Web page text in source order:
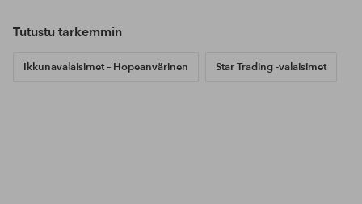
Tutustu tarkemmin
Ikkunavalaisimet – Hopeanvärinen Star Trading -valaisimet